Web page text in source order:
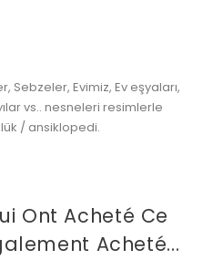
Sebzeler, Evimiz, Ev eşyaları,
vs.. nesneleri resimlerle
/ ansiklopedi.
Ont Acheté Ce
Acheté...